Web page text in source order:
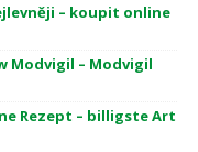
– koupit online
Modvigil – Modvigil
Rezept – billigste Art